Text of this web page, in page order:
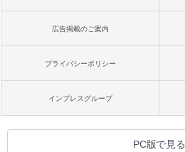
広告掲載のご案内
プライバシーポリシー
インプレスグループ
PC版で見る